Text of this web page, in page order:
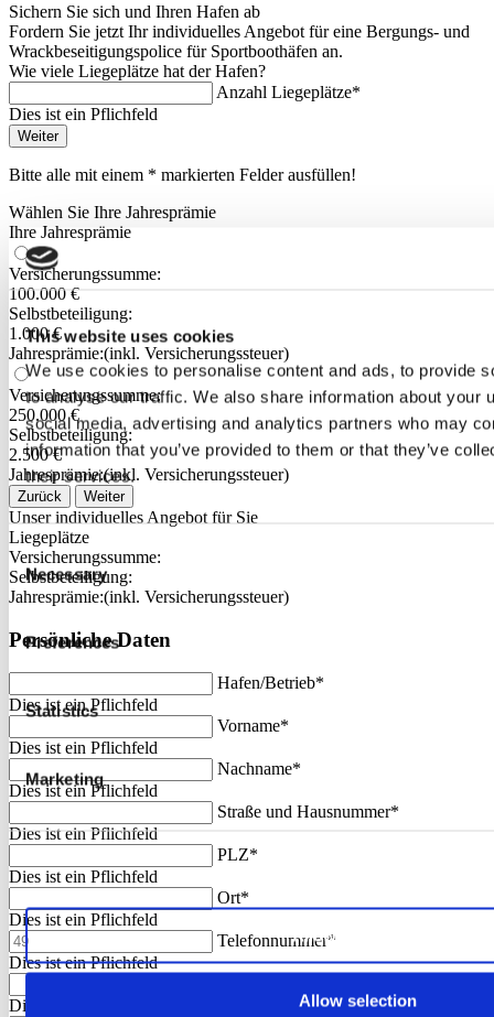
This website uses cookies
We use cookies to personalise content and ads, to provide
to analyse our traffic. We also share information about your
social media, advertising and analytics partners who may
information that you’ve provided to them or that they’ve
their services.
Consent
Selection
Necessary
Preferences
Statistics
Marketing
Allow all cookies
Allow selection
Sichern Sie sich und Ihren Hafen ab
Fordern Sie jetzt Ihr individuelles Angebot für eine Bergungs- und
Wrackbeseitigungspolice für Sportboothäfen an.
Wie viele Liegeplätze hat der Hafen?
Anzahl Liegeplätze*
Dies ist ein Pflichfeld
Weiter
Bitte alle mit einem * markierten Felder ausfüllen!
Wählen Sie Ihre Jahres­prämie
Ihre Jahres­prämie
Versicherungs­summe:
100.000 €
Selbst­beteiligung:
1.000 €
Jahres­prämie:(inkl. Versicherungs­steuer)
Versicherungs­summe:
250.000 €
Selbst­beteiligung:
2.500 €
Jahres­prämie:(inkl. Versicherungs­steuer)
Zurück Weiter
Unser individuelles Angebot für Sie
Liegeplätze
Versicherungs­summe:
Selbst­beteiligung:
Jahres­prämie:(inkl. Versicherungs­steuer)
Persönliche Daten
Hafen/Betrieb*
Dies ist ein Pflichfeld
Vorname*
Dies ist ein Pflichfeld
Nachname*
Dies ist ein Pflichfeld
Straße und Hausnummer*
Dies ist ein Pflichfeld
PLZ*
Dies ist ein Pflichfeld
Ort*
Dies ist ein Pflichfeld
Telefonnummer*
Dies ist ein Pflichfeld
Dies ist ein Pflichfeld